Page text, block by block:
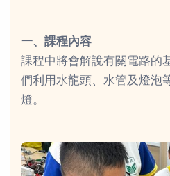
一、課程內容
課程中將會解說有關電路的
們利用水龍頭、水管及燈泡
燈。